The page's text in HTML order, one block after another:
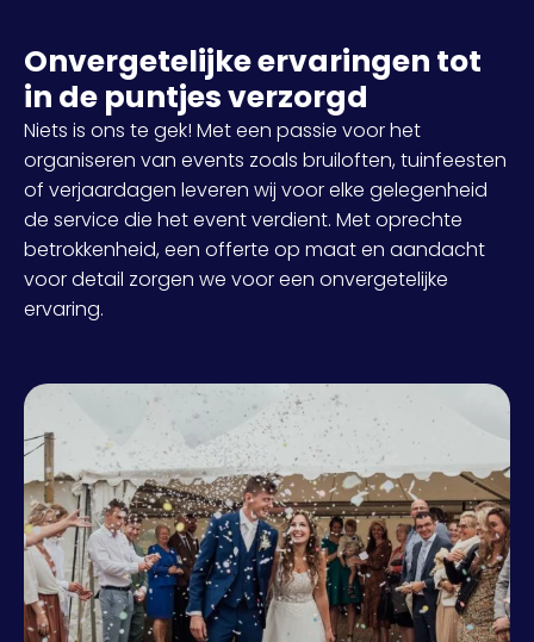
Onvergetelijke ervaringen tot
in de puntjes verzorgd
Niets is ons te gek! Met een passie voor het
organiseren van events zoals bruiloften, tuinfeesten
of verjaardagen leveren wij voor elke gelegenheid
de service die het event verdient. Met oprechte
betrokkenheid, een offerte op maat en aandacht
voor detail zorgen we voor een onvergetelijke
ervaring.